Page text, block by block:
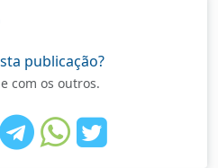
publicação?
com os outros.